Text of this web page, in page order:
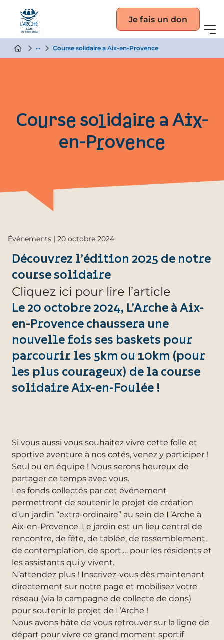
Je fais un don
ActualitéCourse solidaire a Aix-en-Provence
Course solidaire a Aix-
en-Provence
Découvrez l’édition 2025 de notre
course solidaire
Cliquez ici pour lire l’article
Le 20 octobre 2024, L’Arche à Aix-
en-Provence chaussera une
nouvelle fois ses baskets pour
parcourir les 5km ou 10km (pour
les plus courageux) de la course
solidaire Aix-en-Foulée !
Événements | 20 octobre 2024
Si vous aussi vous souhaitez vivre cette folle et
sportive aventure à nos cotés, venez y participer !
Seul ou en équipe ! Nous serons heureux de
partager ce temps avec vous.
Les fonds collectés par cet événement
permettront de soutenir le projet de création
d’un jardin “extra-ordinaire” au sein de L’Arche à
Aix-en-Provence. Le jardin est un lieu central de
rencontre, de fête, de tablée, de rassemblement,
de contemplation, de sport,… pour les résidents et
les assistants qui y vivent.
N’attendez plus ! Inscrivez-vous dès maintenant
directement sur notre page et mobilisez votre
réseau (via la campagne de collecte de dons)
pour soutenir le projet de L’Arche !
Nous avons hâte de vous retrouver sur la ligne de
départ pour vivre ce grand moment sportif